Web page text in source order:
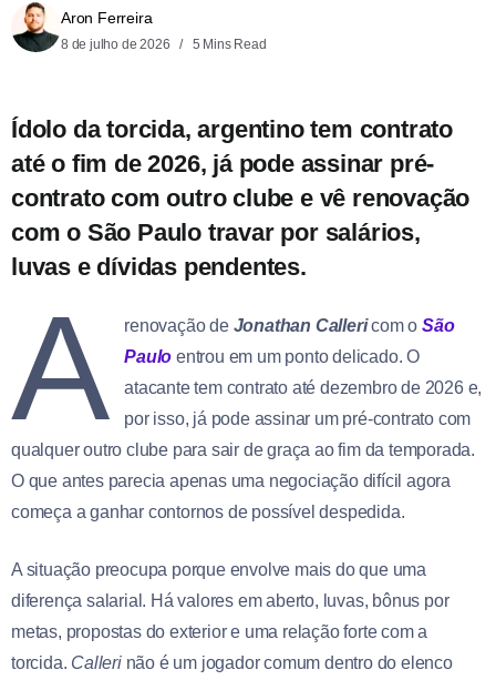
Aron Ferreira
8 de julho de 2026 5 Mins Read
Ídolo da torcida, argentino tem contrato
até o fim de 2026, já pode assinar pré-
contrato com outro clube e vê renovação
com o São Paulo travar por salários,
luvas e dívidas pendentes.
A renovação de Jonathan Callericom oSão
Paulo entrou em um ponto delicado. O
atacante tem contrato até dezembro de 2026 e,
por isso, já pode assinar um pré-contrato com
qualquer outro clube para sair de graça ao fim da temporada.
O que antes parecia apenas uma negociação difícil agora
começa a ganhar contornos de possível despedida.
A situação preocupa porque envolve mais do que uma
diferença salarial. Há valores em aberto, luvas, bônus por
metas, propostas do exterior e uma relação forte com a
torcida. Callerinão é um jogador comum dentro do elenco